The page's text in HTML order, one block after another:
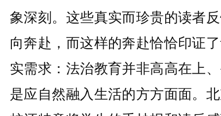
象深刻。这些真实而珍贵的读者
向奔赴，而这样的奔赴恰恰印证
实需求：法治教育并非高高在上
是应自然融入生活的方方面面。